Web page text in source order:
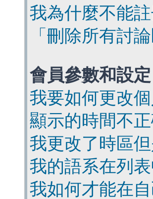
我為什麼不能註
「刪除所有討
會員參數和設定
我要如何更改
顯示的時間不正
我更改了時區
我的語系在列
我如何才能在